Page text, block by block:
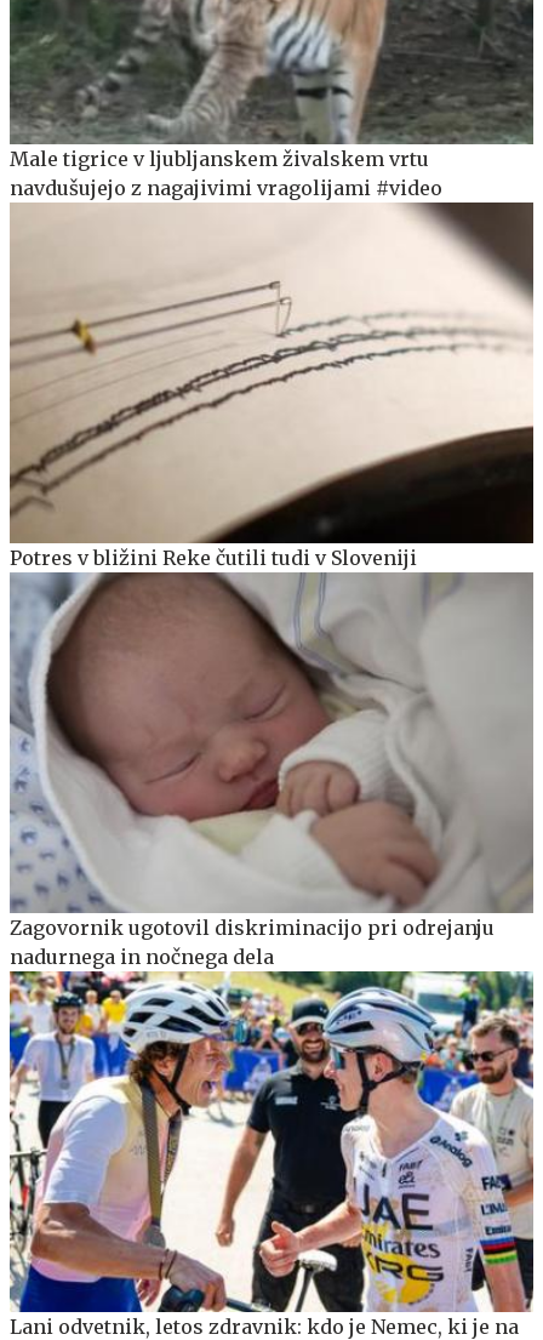
Male tigrice v ljubljanskem živalskem vrtu
navdušujejo z nagajivimi vragolijami #video
Potres v bližini Reke čutili tudi v Sloveniji
Zagovornik ugotovil diskriminacijo pri odrejanju
nadurnega in nočnega dela
Lani odvetnik, letos zdravnik: kdo je Nemec, ki je na